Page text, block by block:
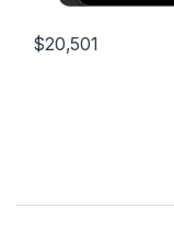
$20,501